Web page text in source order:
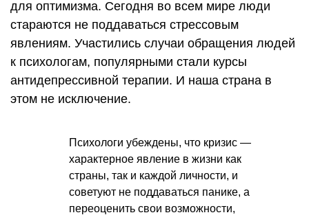
для оптимизма. Сегодня во всем мире люди
стараются не поддаваться стрессовым
явлениям. Участились случаи обращения людей
к психологам, популярными стали курсы
антидепрессивной терапии. И наша страна в
этом не исключение.
Психологи убеждены, что кризис —
характерное явление в жизни как
страны, так и каждой личности, и
советуют не поддаваться панике, а
переоценить свои возможности,